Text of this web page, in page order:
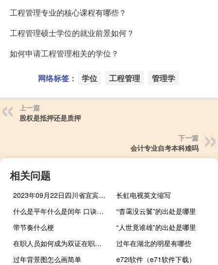
工程管理专业的核心课程有哪些？
工程管理硕士学位的就业前景如何？
如何申请工程管理相关的学位？
网络标签： 学位 工程管理 管理学
上一篇
股权是抵押还是质押
下一篇
会计专业自考本科难吗
相关问题
2023年09月22日四川省宜宾市疫情大数据-今日/今天疫情全网搜索最新实时消息动态情况通知播报
长虹电视英文缩写
什么是平年什么是闰年 口诀（什么是平年什么是闰年）
“杳霭没云鬟”的出处是哪里
带节奏什么梗
“人世竟谁雄”的出处是哪里
在职人员如何成为双证在职研究生
过年在湖北的明星有哪些
过年背景图怎么画简单
e72i软件（e71软件下载）